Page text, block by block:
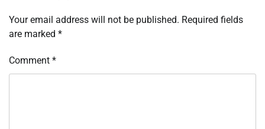
Your email address will not be published. Required fields
are marked *
Comment *